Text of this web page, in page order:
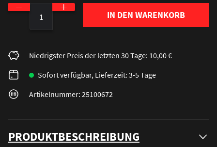
Produkt Anzahl: Gib den gewünschten Wert
IN DEN WARENKORB
Niedrigster Preis der letzten 30 Tage: 10,00 €
Sofort verfügbar, Lieferzeit: 3-5 Tage
Artikelnummer: 25100672
PRODUKTBESCHREIBUNG